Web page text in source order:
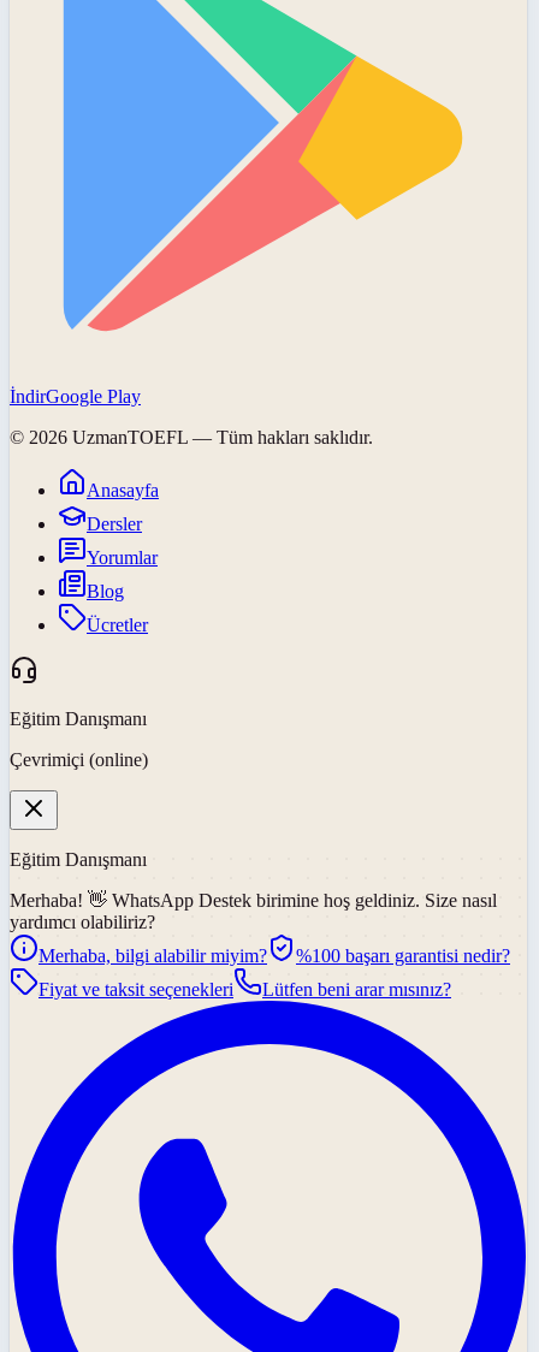
İndirGoogle Play
© 2026 UzmanTOEFL — Tüm hakları saklıdır.
Anasayfa
Dersler
Yorumlar
Blog
Ücretler
Eğitim Danışmanı
Çevrimiçi (online)
Eğitim Danışmanı
Merhaba! 👋 WhatsApp Destek birimine hoş geldiniz. Size nasıl
yardımcı olabiliriz?
Merhaba, bilgi alabilir miyim?
%100 başarı garantisi nedir?
Fiyat ve taksit seçenekleri
Lütfen beni arar mısınız?